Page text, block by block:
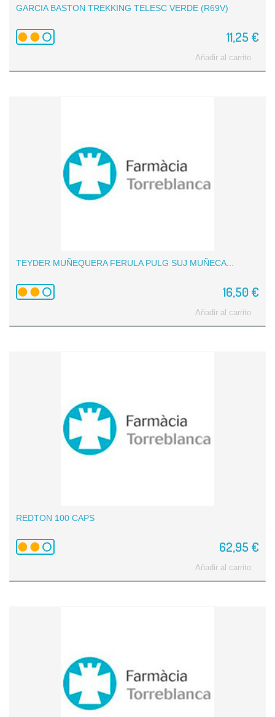
GARCIA BASTON TREKKING TELESC VERDE (R69V)
11,25 €
Añadir al carrito
TEYDER MUÑEQUERA FERULA PULG SUJ MUÑECA...
16,50 €
Añadir al carrito
REDTON 100 CAPS
62,95 €
Añadir al carrito